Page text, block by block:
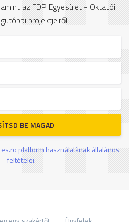
az FDP Egyesület - Oktatói
projektjeiről.
BE MAGAD
platform használatának általános
feltételei.